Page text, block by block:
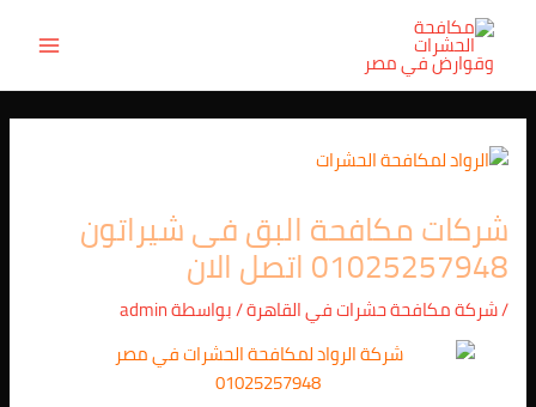
تخطي
المحتوى
شركات مكافحة البق فى شيراتون
01025257948 اتصل الان
/شركة مكافحة حشرات في القاهرة/ بواسطةadmin
Post
navigation